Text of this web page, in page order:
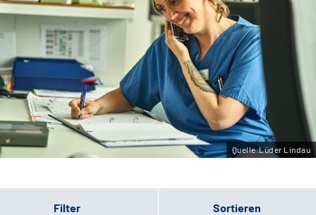
Sozialdienste & Zuweisende
Suche
Leichte Sprache
Gebärdensprache
Quelle:Lüder Lindau
Filter Sortieren